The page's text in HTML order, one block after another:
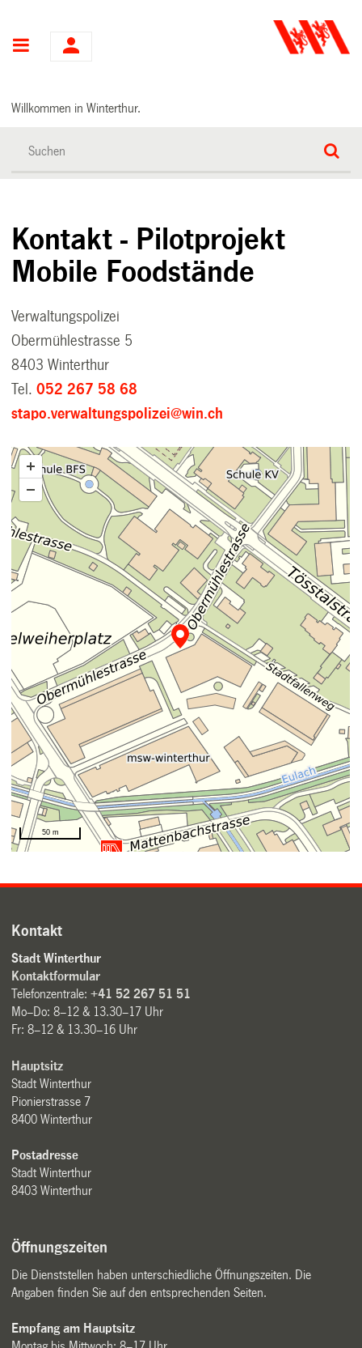
Hauptnavigation
Willkommen in Winterthur.
Kontakt - Pilotprojekt
Mobile Foodstände
Verwaltungspolizei
Obermühlestrasse 5
8403 Winterthur
Tel.052 267 58 68
stapo.verwaltungspolizei@win.ch
Kontakt
Stadt Winterthur
Kontaktformular
Telefonzentrale:+41 52 267 51 51
Mo–Do: 8–12 & 13.30–17 Uhr
Fr: 8–12 & 13.30–16 Uhr
Hauptsitz
Stadt Winterthur
Pionierstrasse 7
8400 Winterthur
Postadresse
Stadt Winterthur
8403 Winterthur
Öffnungszeiten
Die Dienststellen haben unterschiedliche Öffnungszeiten. Die
Angaben finden Sie auf den entsprechenden Seiten.
Empfang am Hauptsitz